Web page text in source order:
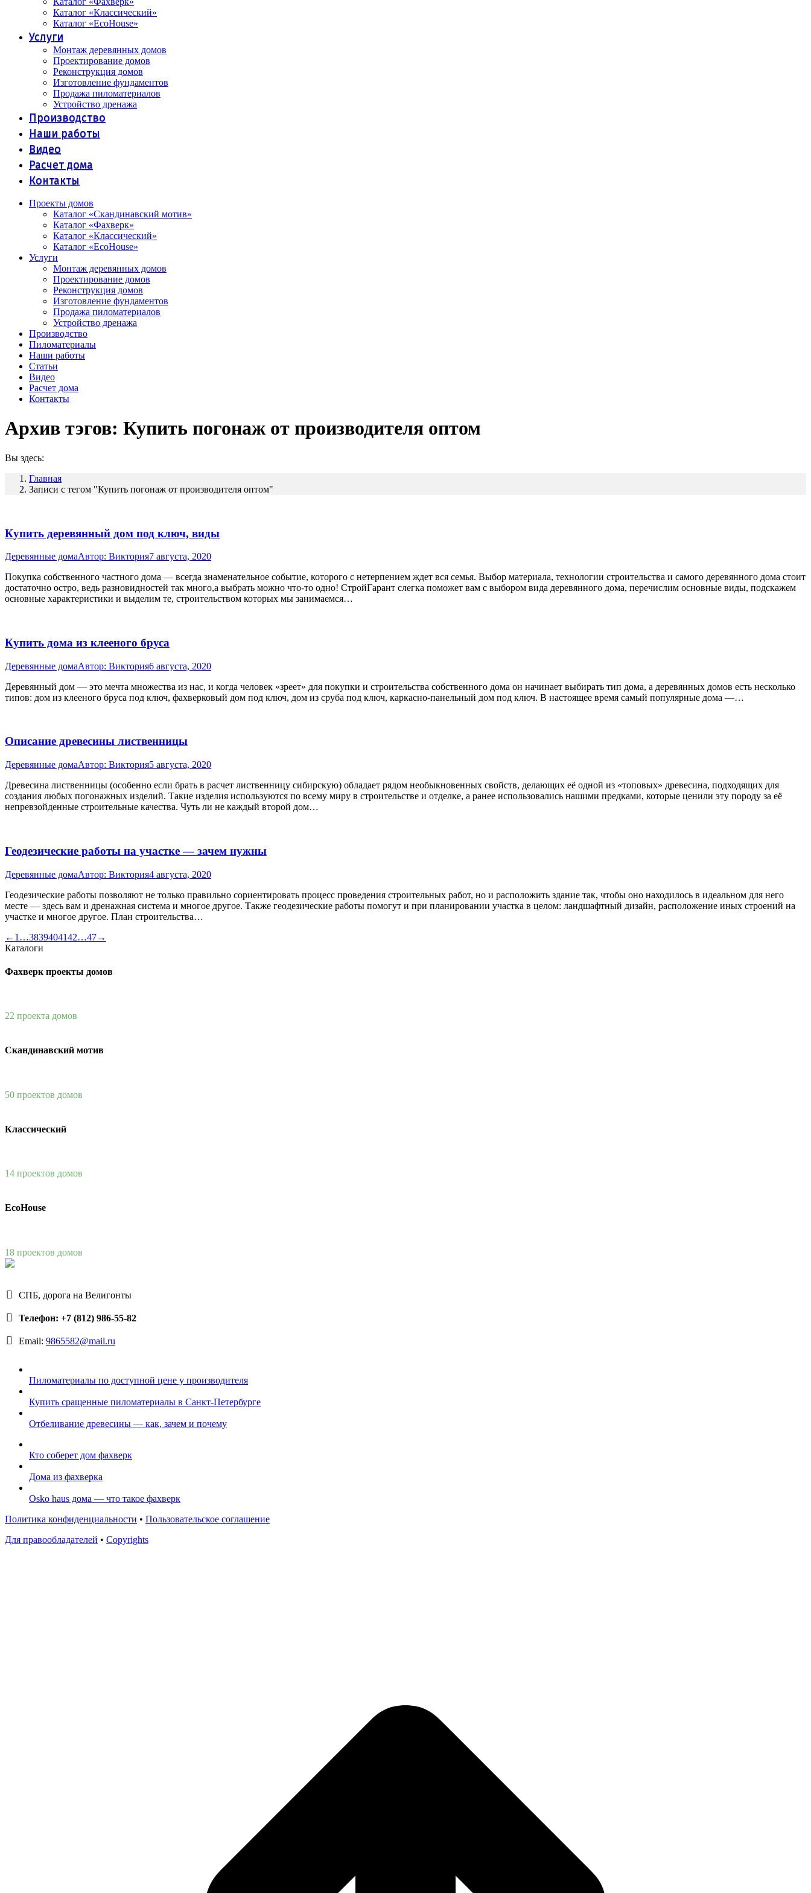
Каталог «Классический»
Каталог «EcoHouse»
Услуги
Монтаж деревянных домов
Проектирование домов
Реконструкция домов
Изготовление фундаментов
Продажа пиломатериалов
Устройство дренажа
Производство
Наши работы
Видео
Расчет дома
Контакты
Проекты домов
Каталог «Скандинавский мотив»
Каталог «Фахверк»
Каталог «Классический»
Каталог «EcoHouse»
Услуги
Монтаж деревянных домов
Проектирование домов
Реконструкция домов
Изготовление фундаментов
Продажа пиломатериалов
Устройство дренажа
Производство
Пиломатериалы
Наши работы
Статьи
Видео
Расчет дома
Контакты
Архив тэгов: Купить погонаж от производителя оптом
Вы здесь:
Главная
Записи с тегом "Купить погонаж от производителя оптом"
Купить деревянный дом под ключ, виды
Деревянные домаАвтор: Виктория7 августа, 2020
Покупка собственного частного дома — всегда знаменательное событие, которого с нетерпением ждет вся семья. Выбор материала, технологии строительства и самого деревянного дома стоит
достаточно остро, ведь разновидностей так много,а выбрать можно что-то одно! СтройГарант слегка поможет вам с выбором вида деревянного дома, перечислим основные виды, подскажем
основные характеристики и выделим те, строительством которых мы занимаемся…
Купить дома из клееного бруса
Деревянные домаАвтор: Виктория6 августа, 2020
Деревянный дом — это мечта множества из нас, и когда человек «зреет» для покупки и строительства собственного дома он начинает выбирать тип дома, а деревянных домов есть несколько
типов: дом из клееного бруса под ключ, фахверковый дом под ключ, дом из сруба под ключ, каркасно-панельный дом под ключ. В настоящее время самый популярные дома —…
Описание древесины лиственницы
Деревянные домаАвтор: Виктория5 августа, 2020
Древесина лиственницы (особенно если брать в расчет лиственницу сибирскую) обладает рядом необыкновенных свойств, делающих её одной из «топовых» древесина, подходящих для
создания любых погонажных изделий. Такие изделия используются по всему миру в строительстве и отделке, а ранее использовались нашими предками, которые ценили эту породу за её
непревзойденные строительные качества. Чуть ли не каждый второй дом…
Геодезические работы на участке — зачем нужны
Деревянные домаАвтор: Виктория4 августа, 2020
Геодезические работы позволяют не только правильно сориентировать процесс проведения строительных работ, но и расположить здание так, чтобы оно находилось в идеальном для него
месте — здесь вам и дренажная система и многое другое. Также геодезические работы помогут и при планировании участка в целом: ландшафтный дизайн, расположение иных строений на
участке и многое другое. План строительства…
← 1 …3839404142…47→
Каталоги
Фахверк проекты домов
22 проекта домов
Скандинавский мотив
50 проектов домов
Классический
14 проектов домов
EcoHouse
18 проектов домов
СПБ, дорога на Велигонты
Телефон: +7 (812) 986-55-82
Email: 9865582@mail.ru
Пиломатериалы по доступной цене у производителя
Купить сращенные пиломатериалы в Санкт-Петербурге
Отбеливание древесины — как, зачем и почему
Кто соберет дом фахверк
Дома из фахверка
Osko haus дома — что такое фахверк
Политика конфиденциальности • Пользовательское соглашение
Для правообладателей • Copyrights